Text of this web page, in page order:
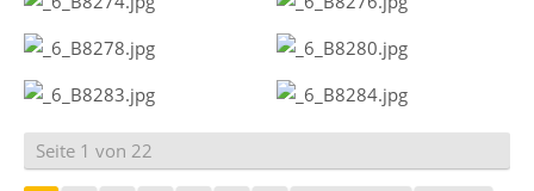
Seite 1 von 22